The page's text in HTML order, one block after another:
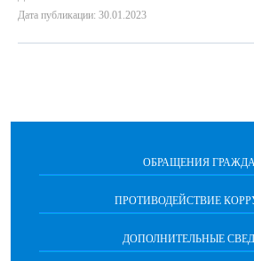
Дата публикации: 30.01.2023
ОБРАЩЕНИЯ
ПРОТИВОДЕЙСТВИЕ
ДОПОЛНИТЕЛЬНЫЕ